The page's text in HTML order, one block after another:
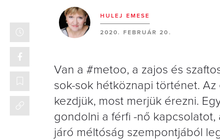
HULEJ EMESE
2020. FEBRUÁR 20.
Van a #metoo, a zajos és
sok-sok hétköznapi történet.
kezdjük, most merjük érezni.
gondolni a férfi -nő
járó méltóság szempontjából